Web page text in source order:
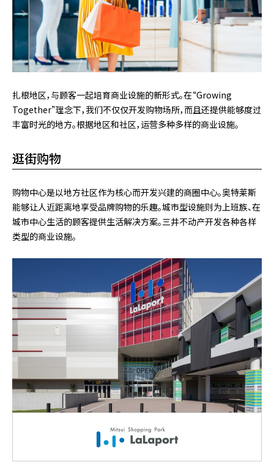
扎根地区，与顾客一起培育商业设施的新形式。在“Growing
Together”理念下，我们不仅仅开发购物场所，而且还提供能够度过
丰富时光的地方。根据地区和社区，运营多种多样的商业设施。
逛街购物
购物中心是以地方社区作为核心而开发兴建的商圈中心。奥特莱斯
能够让人近距离地享受品牌购物的乐趣。城市型设施则为上班族、在
城市中心生活的顾客提供生活解决方案。三井不动产开发各种各样
类型的商业设施。